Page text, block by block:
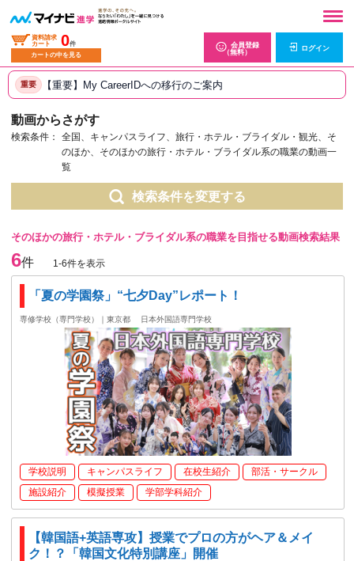
資料請求
カート
0件
カートの中を見る
会員登録
（無料）
ログイン
重要 【重要】My CareerIDへの移行のご案内
動画からさがす
検索条件：
全国、キャンパスライフ、旅行・ホテル・ブライダル・観光、そ
のほか、そのほかの旅行・ホテル・ブライダル系の職業の動画一
覧
検索条件を変更する
そのほかの旅行・ホテル・ブライダル系の職業を目指せる動画検索結果
6件 1-6件を表示
「夏の学園祭」“七夕Day”レポート！
専修学校（専門学校）｜東京都 日本外国語専門学校
学校説明 キャンパスライフ 在校生紹介
部活・サークル
施設紹介
模擬授業 学部学科紹介
【韓国語+英語専攻】授業でプロの方がヘア＆メイ
ク！？「韓国文化特別講座」開催